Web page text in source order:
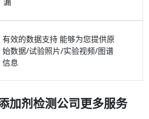
有效的数据支持 能够为您提供原
始数据/试验照片/实验视频/图谱
信息
加剂检测公司更多服务